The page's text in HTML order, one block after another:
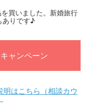
買いました。新婚旅行
ありです♪
ャンペーン
はこちら（相談カウ